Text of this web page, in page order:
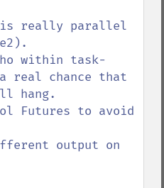
is really parallel
within task-
real chance that
hang.
Futures to avoid
output on